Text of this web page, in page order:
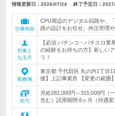
情報更新日：2026/07/24 終了予定日：
仕事内容
CPU周辺のデジタル回路や、
路の設計をお任せ。外注管理
対象と
なる方
【必須:パチンコ・パチスロ
の経験をお持ちの方】新しい
リ！
勤務地
東京都 千代田区 丸の内1丁目
後】上記事業所 【変更の範囲
給与
月給282,000円～315,000円（
含む）試用期間:6ヶ月（待遇変